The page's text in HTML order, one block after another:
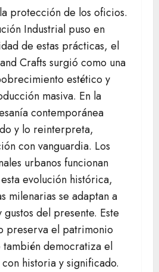
protección de los oficios.
Industrial puso en
de estas prácticas, el
Crafts surgió como una
estético y
masiva. En la
contemporánea
y lo reinterpreta,
con vanguardia. Los
urbanos funcionan
evolución histórica,
milenarias se adaptan a
gustos del presente. Este
preserva el patrimonio
democratiza el
historia y significado.